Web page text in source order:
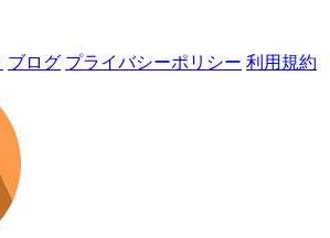
ブログ プライバシーポリシー 利用規約